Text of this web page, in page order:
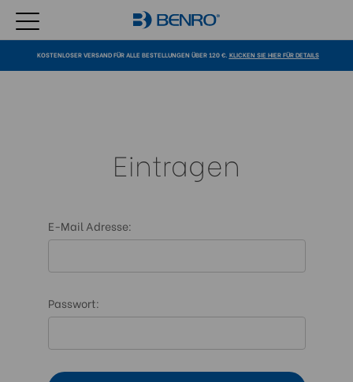
KOSTENLOSER VERSAND FÜR ALLE BESTELLUNGEN ÜBER 120 €. KLICKEN SIE HIER FÜR DETAILS
Eintragen
E-Mail Adresse:
Passwort: